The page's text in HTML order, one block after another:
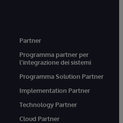
Partner
Programma partner per
l'integrazione dei sistemi
Programma Solution Partner
Implementation Partner
Technology Partner
Cloud Partner